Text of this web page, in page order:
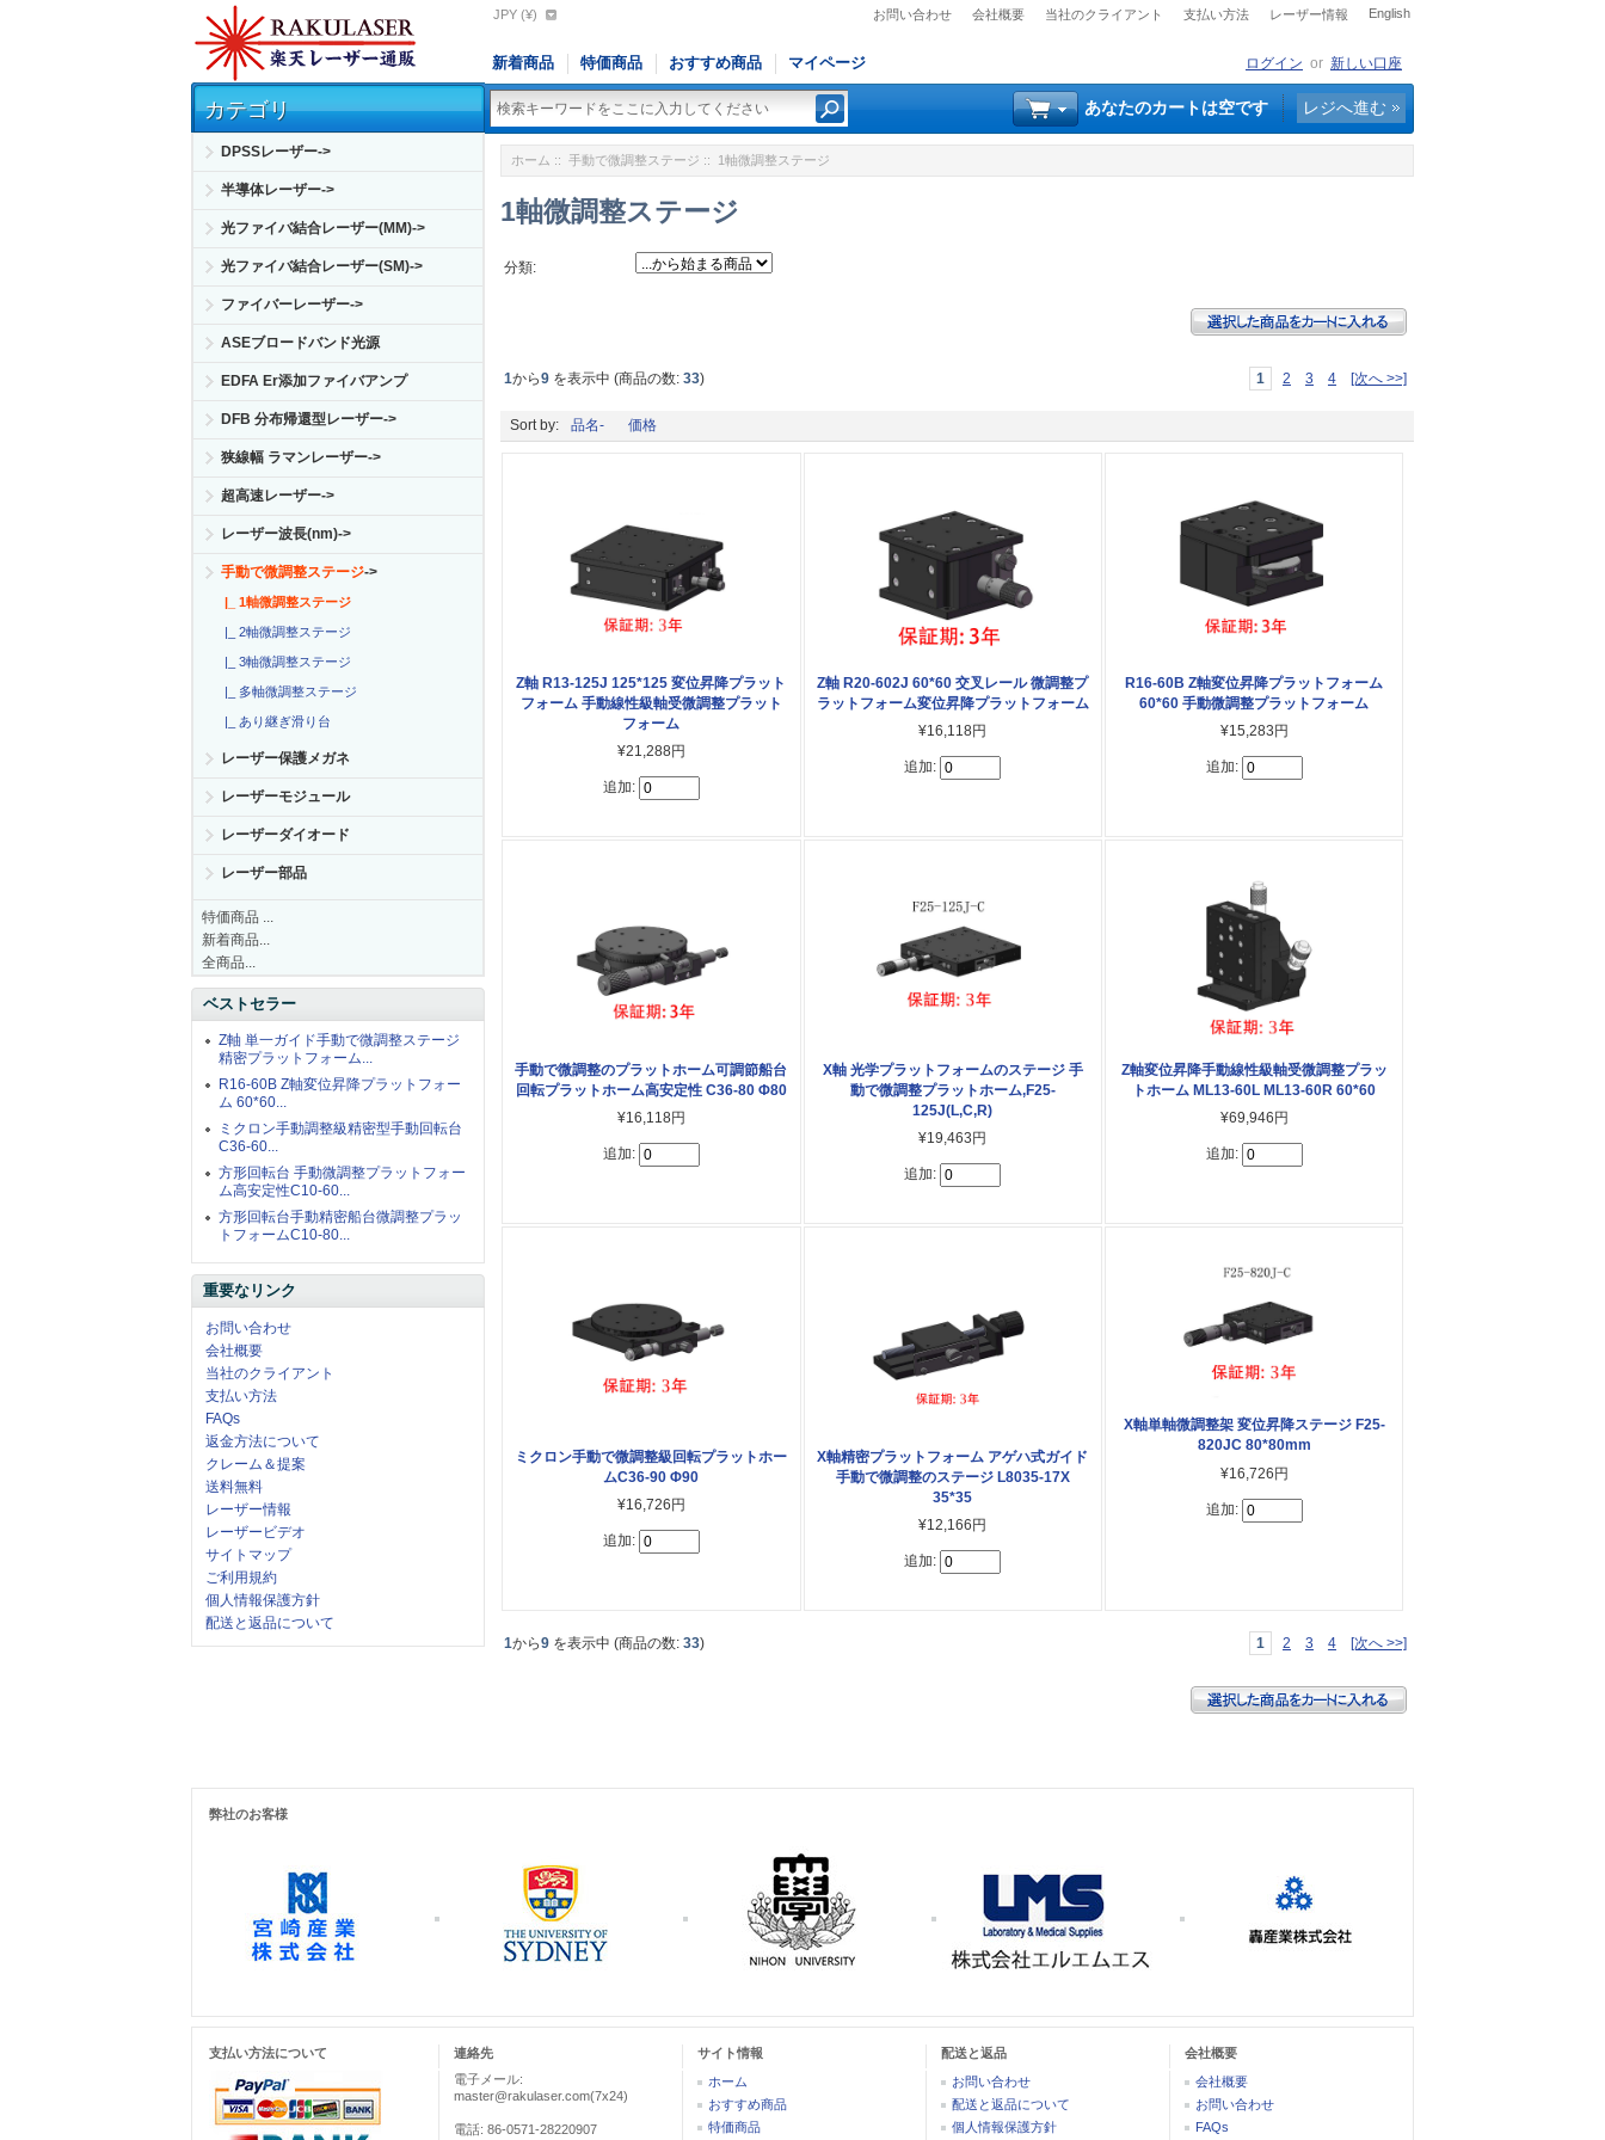
お問い合わせ 会社概要 当社のクライアント 支払い方法 レーザー情報 English
JPY (¥)
新着商品 特価商品 おすすめ商品 マイページ ログイン or 新しい口座
あなたのカートは空です レジへ進む
カテゴリ
DPSSレーザー->
半導体レーザー->
光ファイバ結合レーザー(MM)->
光ファイバ結合レーザー(SM)->
ファイバーレーザー->
ASEブロードバンド光源
EDFA Er添加ファイバアンプ
DFB 分布帰還型レーザー->
狭線幅 ラマンレーザー->
超高速レーザー->
レーザー波長(nm)->
手動で微調整ステージ->
|_ 1軸微調整ステージ
|_ 2軸微調整ステージ
|_ 3軸微調整ステージ
|_ 多軸微調整ステージ
|_ あり継ぎ滑り台
レーザー保護メガネ
レーザーモジュール
レーザーダイオード
レーザー部品
特価商品 ...
新着商品...
全商品...
ベストセラー
Z軸 単一ガイド手動で微調整ステージ
精密プラットフォーム...
R16-60B Z軸変位昇降プラットフォー
ム 60*60...
ミクロン手動調整級精密型手動回転台
C36-60...
方形回転台 手動微調整プラットフォー
ム高安定性C10-60...
方形回転台手動精密船台微調整プラッ
トフォームC10-80...
重要なリンク
お問い合わせ
会社概要
当社のクライアント
支払い方法
FAQs
返金方法について
クレーム＆提案
送料無料
レーザー情報
レーザービデオ
サイトマップ
ご利用規約
個人情報保護方針
配送と返品について
ホーム ::手動で微調整ステージ :: 1軸微調整ステージ
1軸微調整ステージ
分類:
1から9 を表示中 (商品の数:33) 1 2 3 4 [次へ >>]
Sort by: 品名- 価格
Z軸 R13-125J 125*125 変位昇降プラット
フォーム 手動線性級軸受微調整プラット
フォーム
¥21,288円
追加:
Z軸 R20-602J 60*60 交叉レール 微調整プ
ラットフォーム変位昇降プラットフォーム
¥16,118円
追加:
R16-60B Z軸変位昇降プラットフォーム
60*60 手動微調整プラットフォーム
¥15,283円
追加:
手動で微調整のプラットホーム可調節船台
回転プラットホーム高安定性 C36-80 Φ80
¥16,118円
追加:
X軸 光学プラットフォームのステージ 手
動で微調整プラットホーム,F25-
125J(L,C,R)
¥19,463円
追加:
Z軸変位昇降手動線性級軸受微調整プラッ
トホーム ML13-60L ML13-60R 60*60
¥69,946円
追加:
ミクロン手動で微調整級回転プラットホー
ムC36-90 Φ90
¥16,726円
追加:
X軸精密プラットフォーム アゲハ式ガイド
手動で微調整のステージ L8035-17X
35*35
¥12,166円
追加:
X軸単軸微調整架 変位昇降ステージ F25-
820JC 80*80mm
¥16,726円
追加:
1から9 を表示中 (商品の数:33) 1 2 3 4 [次へ >>]
弊社のお客様
支払い方法について 連絡先 サイト情報 配送と返品
会社概要
電子メール:
master@rakulaser.com(7x24)
電話: 86-0571-28220907
ホーム
おすすめ商品
特価商品
お問い合わせ
配送と返品について
個人情報保護方針
会社概要
お問い合わせ
FAQs